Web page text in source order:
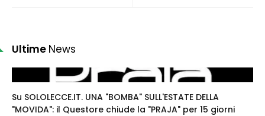
Ultime News
Su SOLOLECCE.IT. UNA "BOMBA" SULL'ESTATE DELLA
"MOVIDA": il Questore chiude la "PRAJA" per 15 giorni